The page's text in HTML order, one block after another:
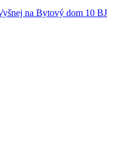
na Bytový dom 10 BJ